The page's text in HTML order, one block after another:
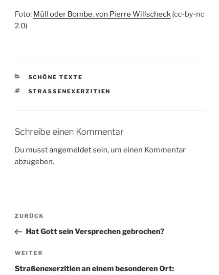
Foto: Müll oder Bombe, von Pierre Willscheck (cc-by-nc
2.0)
KATEGORIEN
SCHÖNE TEXTE
SCHLAGWÖRTER
STRASSENEXERZITIEN
Schreibe einen Kommentar
Du musstangemeldetsein, um einen Kommentar
abzugeben.
Beitragsnavigation
Vorheriger
Beitrag
ZURÜCK
Hat Gott sein Versprechen gebrochen?
Nächster
Beitrag
WEITER
Straßenexerzitien an einem besonderen Ort: